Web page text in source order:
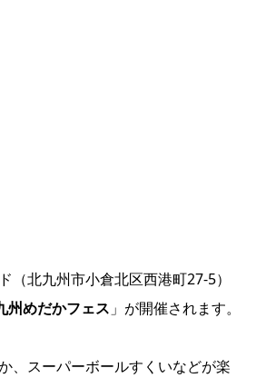
（北九州市小倉北区西港町27-5）
州めだかフェス」が開催されます。
、スーパーボールすくいなどが楽